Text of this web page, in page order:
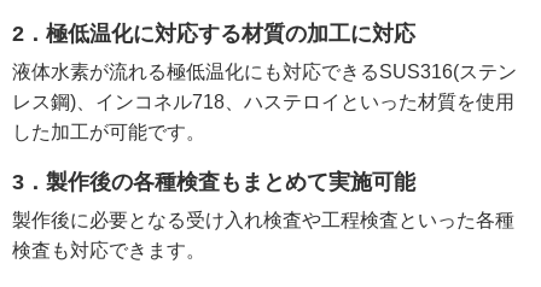
2．極低温化に対応する材質の加工に対応
液体水素が流れる極低温化にも対応できるSUS316(ステン
レス鋼)、インコネル718、ハステロイといった材質を使用
した加工が可能です。
3．製作後の各種検査もまとめて実施可能
製作後に必要となる受け入れ検査や工程検査といった各種
検査も対応できます。